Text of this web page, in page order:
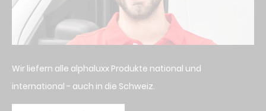
Wir liefern alle alphaluxx Produkte national und
international - auch in die Schweiz.